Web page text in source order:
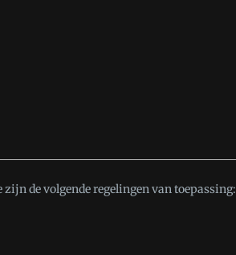
de volgende regelingen van toepassing: